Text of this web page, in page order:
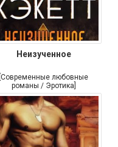
Неизученное
[Современные любовные
романы / Эротика]